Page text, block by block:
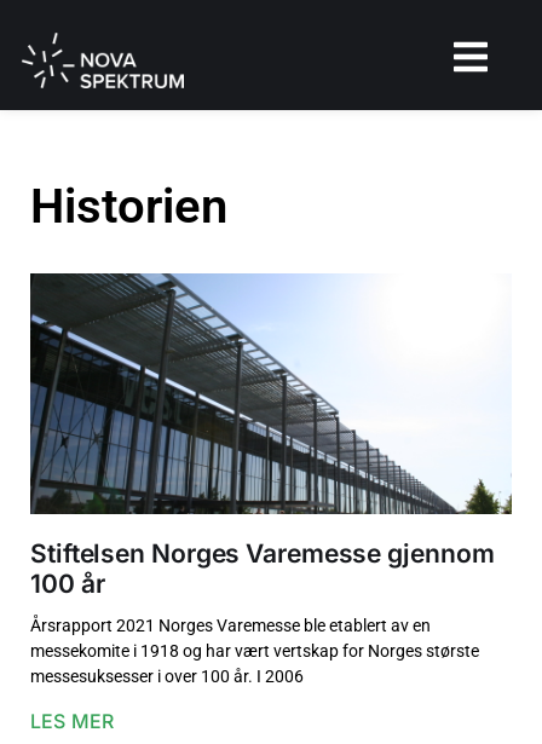
Historien
Stiftelsen Norges Varemesse gjennom
100 år
Årsrapport 2021 Norges Varemesse ble etablert av en
messekomite i 1918 og har vært vertskap for Norges største
messesuksesser i over 100 år. I 2006
LES MER